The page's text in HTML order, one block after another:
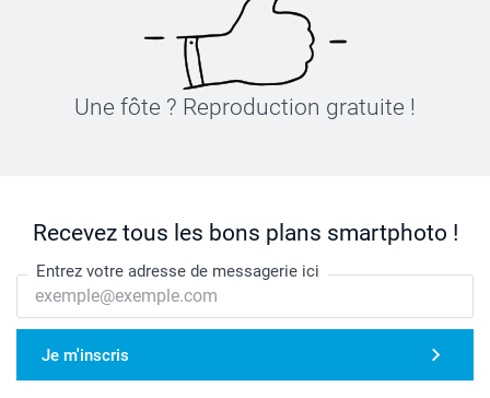
Une fôte ? Reproduction gratuite !
Recevez tous les bons plans smartphoto !
Entrez votre adresse de messagerie ici
Je m'inscris